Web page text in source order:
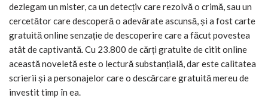
dezlegam un mister, ca un detecțiv care rezolvă o crimă, sau un
cercetător care descoperă o adevărate ascunsă, și a fost carte
gratuită online senzație de descoperire care a făcut povestea
atât de captivantă. Cu 23.800 de cărți gratuite de citit online
această noveletă este o lectură substanțială, dar este calitatea
scrierii și a personajelor care o descărcare gratuită mereu de
investit timp în ea.